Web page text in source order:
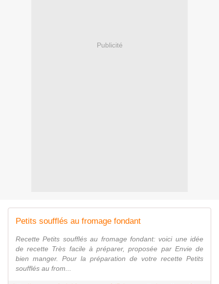
Publicité
Petits soufflés au fromage fondant
Recette Petits soufflés au fromage fondant: voici une idée
de recette Très facile à préparer, proposée par Envie de
bien manger. Pour la préparation de votre recette Petits
soufflés au from...